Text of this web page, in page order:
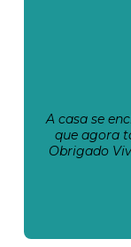
A casa se
que agora
Obrigado